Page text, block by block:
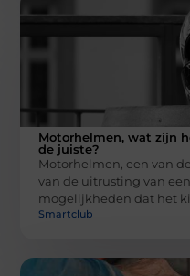
Motorhelmen, wat zijn
de juiste?
Motorhelmen, een van
van de uitrusting van
mogelijkheden dat het
Smartclub